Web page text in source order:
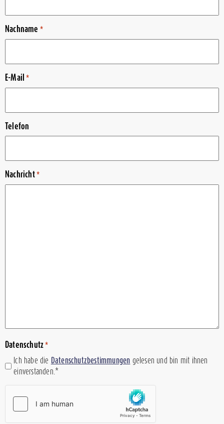
Nachname *
E-Mail *
Telefon
Nachricht*
Datenschutz *
Ich habe die Datenschutzbestimmungen gelesen und bin mit ihnen
einverstanden.*